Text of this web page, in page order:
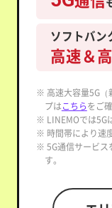
ソフトバン
高速＆
※ 高速大容量5G（
プはこちらをご
※ LINEMOでは5G
※ 時間帯により速
※ 5G通信サービス
す。